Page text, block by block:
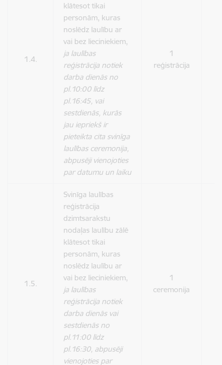
1.4.
klātesot tikai
personām, kuras
noslēdz laulību ar
vai bez lieciniekiem,
ja laulības
reģistrācija notiek
darba dienās no
pl.10:00 līdz
pl.16:45, vai
sestdienās, kurās
jau iepriekš ir
pieteikta cita svinīga
laulības ceremonija,
abpusēji vienojoties
par datumu un laiku
1
reģistrācija
1.5.
Svinīga laulības
reģistrācija
dzimtsarakstu
nodaļas laulību zālē
klātesot tikai
personām, kuras
noslēdz laulību ar
vai bez lieciniekiem,
ja laulības
reģistrācija notiek
darba dienās vai
sestdienās no
pl.11:00 līdz
pl.16:30, abpusēji
vienojoties par
1
ceremonija